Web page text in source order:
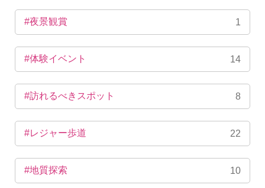
#夜景観賞 1
#体験イベント 14
#訪れるべきスポット 8
#レジャー歩道 22
#地質探索 10